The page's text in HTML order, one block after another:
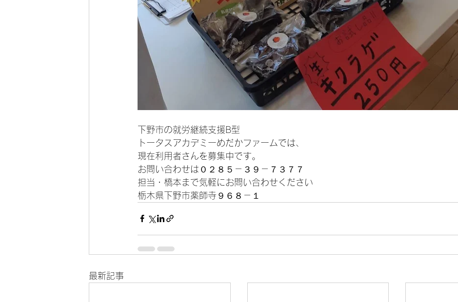
下野市の就労継続支援B型
トータスアカデミーめだかファームでは、
現在利用者さんを募集中です。
お問い合わせは０２８５－３９－７３７７
担当・橋本まで気軽にお問い合わせください
栃木県下野市薬師寺９６８－１
最新記事